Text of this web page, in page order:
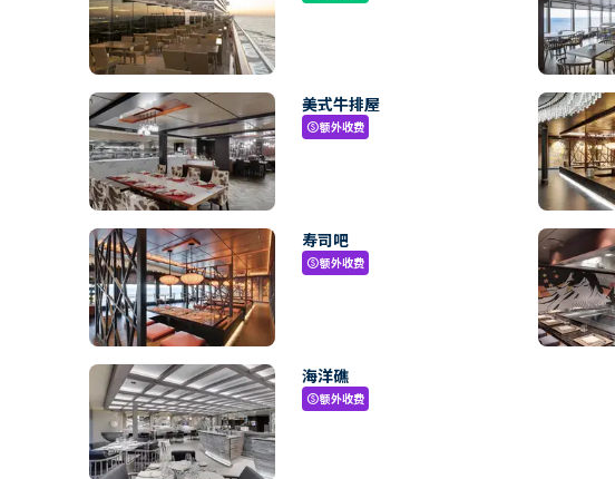
美式牛排屋
paid额外收费
寿司吧
paid额外收费
海洋礁
paid额外收费